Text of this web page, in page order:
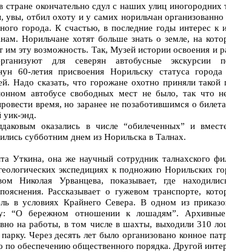
стране окончательно сдул с наших улиц иногородних
отбил охоту и у самих норильчан организованно
города. К счастью, в последние годы интерес к
Норильчане хотят больше знать о земле, на
им эту возможность. Так, Музей истории освоения и
для северян автобусные экскурсии
60-летия присвоения Норильску статуса
Надо сказать, что горожане охотно приняли такой
автобусе свободных мест не было, так что
время, но заранее не позаботившимся о
уик-энд.
оказались в числе “обилеченных” и
субботним днем из Норильска в Талнах.
Уткина, она же научный сотрудник талнахского
экспедициях к подножию Норильских
Николая Урванцева, показывает, где
Рассказывает о гужевом транспорте,
в условиях Крайнего Севера. В одном из
“О бережном отношении к лошадям”.
на работы, в том числе в шахты, выходили 310
Через десять лет было организовано конное
по обеспечению общественного порядка. Другой